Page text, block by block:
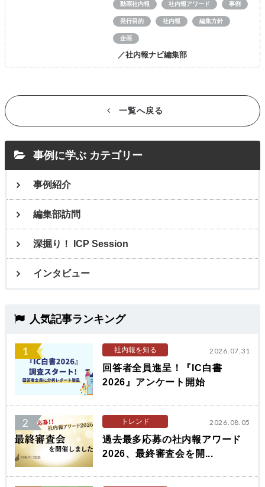
動画社内報 社内報アワード 事例
発行目的 社内報 編集方針
企画
／社内報ナビ編集部
一覧へ戻る
事例に学ぶ カテゴリー
事例紹介
編集部訪問
深掘り！ ICP Session
インタビュー
人気記事ランキング
1 社内報を知る 2026.07.31
回答者全員進呈！『IC白書
2026』アンケート開始
2 トレンド 2026.08.05
過去最多応募の社内報アワード
2026、最終審査会を開...